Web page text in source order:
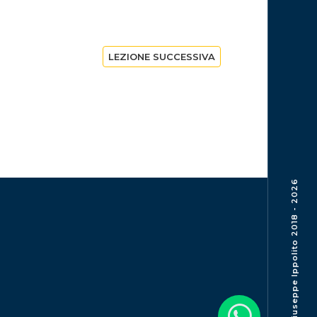
LEZIONE SUCCESSIVA
© Giuseppe Ippolito 2018 - 2026